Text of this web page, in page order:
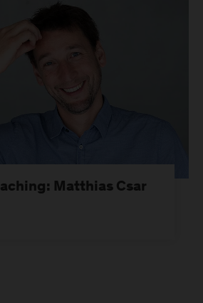
Matthias Csar